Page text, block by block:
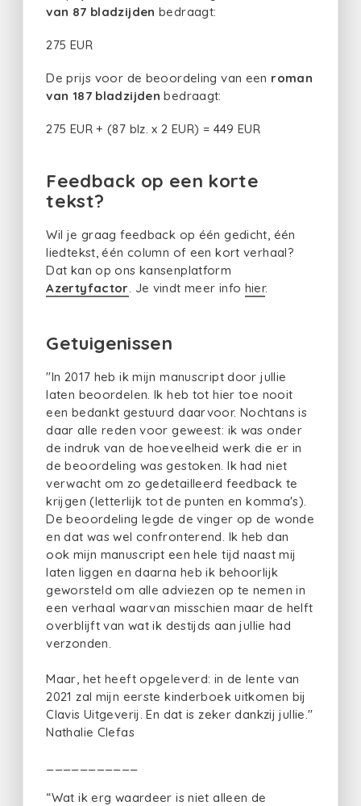
van 87 bladzijden bedraagt:
275 EUR
De prijs voor de beoordeling van een roman
van 187 bladzijden bedraagt:
275 EUR + (87 blz. x 2 EUR) = 449 EUR
Feedback op een korte
tekst?
Wil je graag feedback op één gedicht, één
liedtekst, één column of een kort verhaal?
Dat kan op ons kansenplatform
Azertyfactor. Je vindt meer info hier.
Getuigenissen
"In 2017 heb ik mijn manuscript door jullie
laten beoordelen. Ik heb tot hier toe nooit
een bedankt gestuurd daarvoor. Nochtans is
daar alle reden voor geweest: ik was onder
de indruk van de hoeveelheid werk die er in
de beoordeling was gestoken. Ik had niet
verwacht om zo gedetailleerd feedback te
krijgen (letterlijk tot de punten en komma's).
De beoordeling legde de vinger op de wonde
en dat was wel confronterend. Ik heb dan
ook mijn manuscript een hele tijd naast mij
laten liggen en daarna heb ik behoorlijk
geworsteld om alle adviezen op te nemen in
een verhaal waarvan misschien maar de helft
overblijft van wat ik destijds aan jullie had
verzonden.
Maar, het heeft opgeleverd: in de lente van
2021 zal mijn eerste kinderboek uitkomen bij
Clavis Uitgeverij. En dat is zeker dankzij jullie."
Nathalie Clefas
“Wat ik erg waardeer is niet alleen de